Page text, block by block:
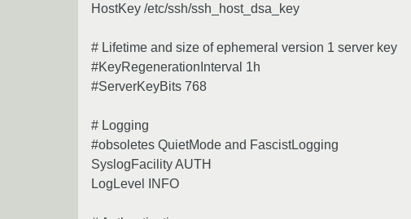
HostKey /etc/ssh/ssh_host_dsa_key
# Lifetime and size of ephemeral version 1 server key
#KeyRegenerationInterval 1h
#ServerKeyBits 768
# Logging
#obsoletes QuietMode and FascistLogging
SyslogFacility AUTH
LogLevel INFO